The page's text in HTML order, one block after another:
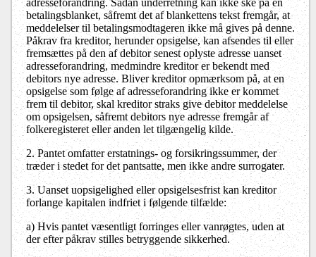
adresseforandring. Sådan underretning kan ikke ske på en
betalingsblanket, såfremt det af blankettens tekst fremgår, at
meddelelser til betalingsmodtageren ikke må gives på denne.
Påkrav fra kreditor, herunder opsigelse, kan afsendes til eller
fremsættes på den af debitor senest oplyste adresse uanset
adresseforandring, medmindre kreditor er bekendt med
debitors nye adresse. Bliver kreditor opmærksom på, at en
opsigelse som følge af adresseforandring ikke er kommet
frem til debitor, skal kreditor straks give debitor meddelelse
om opsigelsen, såfremt debitors nye adresse fremgår af
folkeregisteret eller anden let tilgængelig kilde.
2. Pantet omfatter erstatnings- og forsikringssummer, der
træder i stedet for det pantsatte, men ikke andre surrogater.
3. Uanset uopsigelighed eller opsigelsesfrist kan kreditor
forlange kapitalen indfriet i følgende tilfælde:
a)Hvis pantet væsentligt forringes eller vanrøgtes, uden at
der efter påkrav stilles betryggende sikkerhed.